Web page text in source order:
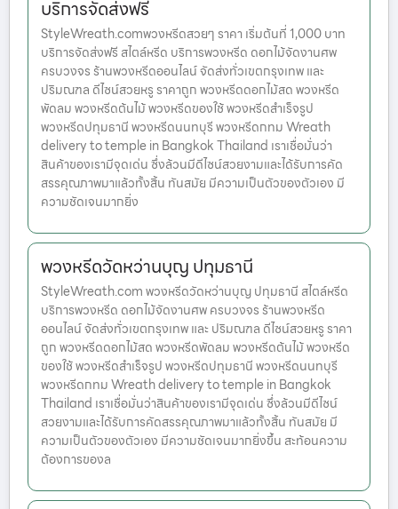
บริการจัดส่งฟรี
StyleWreath.comพวงหรีดสวยๆ ราคา เริ่มต้นที่ 1,000 บาท
บริการจัดส่งฟรี สไตล์หรีด บริการพวงหรีด ดอกไม้จัดงานศพ
ครบวงจร ร้านพวงหรีดออนไลน์ จัดส่งทั่วเขตกรุงเทพ และ
ปริมณฑล ดีไซน์สวยหรู ราคาถูก พวงหรีดดอกไม้สด พวงหรีด
พัดลม พวงหรีดต้นไม้ พวงหรีดของใช้ พวงหรีดสำเร็จรูป
พวงหรีดปทุมธานี พวงหรีดนนทบุรี พวงหรีดกทม Wreath
delivery to temple in Bangkok Thailand เราเชื่อมั่นว่า
สินค้าของเรามีจุดเด่น ซึ่งล้วนมีดีไซน์สวยงามและได้รับการคัด
สรรคุณภาพมาแล้วทั้งสิ้น ทันสมัย มีความเป็นตัวของตัวเอง มี
ความชัดเจนมากยิ่ง
พวงหรีดวัดหว่านบุญ ปทุมธานี
StyleWreath.com พวงหรีดวัดหว่านบุญ ปทุมธานี สไตล์หรีด
บริการพวงหรีด ดอกไม้จัดงานศพ ครบวงจร ร้านพวงหรีด
ออนไลน์ จัดส่งทั่วเขตกรุงเทพ และ ปริมณฑล ดีไซน์สวยหรู ราคา
ถูก พวงหรีดดอกไม้สด พวงหรีดพัดลม พวงหรีดต้นไม้ พวงหรีด
ของใช้ พวงหรีดสำเร็จรูป พวงหรีดปทุมธานี พวงหรีดนนทบุรี
พวงหรีดกทม Wreath delivery to temple in Bangkok
Thailand เราเชื่อมั่นว่าสินค้าของเรามีจุดเด่น ซึ่งล้วนมีดีไซน์
สวยงามและได้รับการคัดสรรคุณภาพมาแล้วทั้งสิ้น ทันสมัย มี
ความเป็นตัวของตัวเอง มีความชัดเจนมากยิ่งขึ้น สะท้อนความ
ต้องการของล